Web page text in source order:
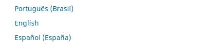
Português (Brasil)
English
Español (España)